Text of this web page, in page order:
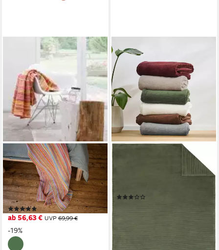
IBENA
Wohndecke Jacquard Rio, 140
x 200 cm (B x L), aus
zertifizierter Bio-Baumwolle,
Kuscheldecke
(8)
ab 56,63 € UVP 69,99 €
-19%
Cordoba, Mit trendiger Cord-